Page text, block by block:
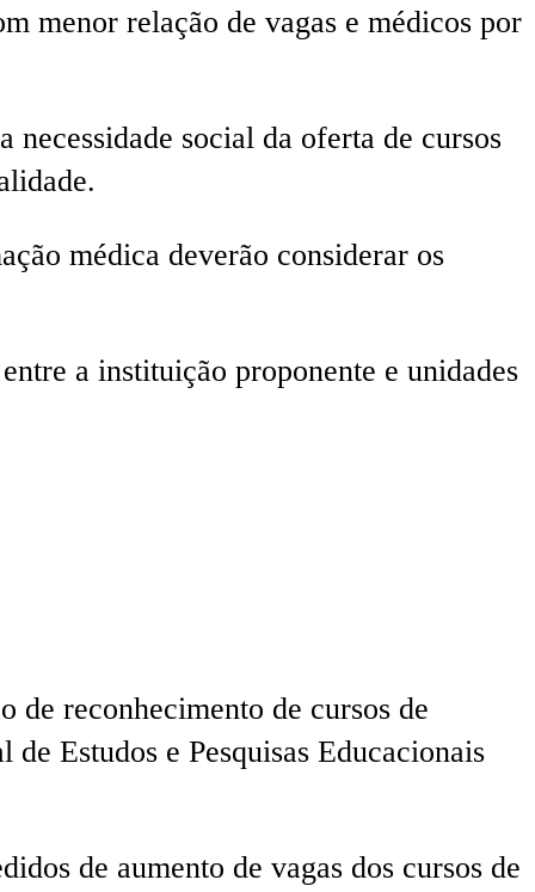
menor relação de vagas e médicos por
necessidade social da oferta de cursos
médica deverão considerar os
a instituição proponente e unidades
de reconhecimento de cursos de
Estudos e Pesquisas Educacionais
de aumento de vagas dos cursos de